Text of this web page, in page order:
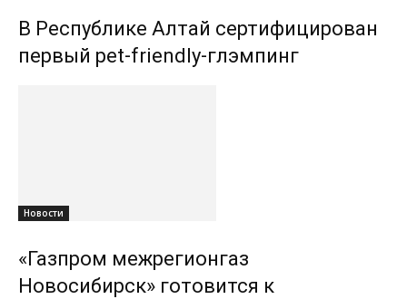
В Республике Алтай сертифицирован
первый pet-friendly-глэмпинг
Новости
«Газпром межрегионгаз
Новосибирск» готовится к